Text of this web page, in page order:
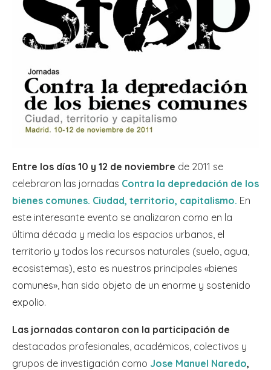
Entre los días 10 y 12 de noviembre de 2011 se
celebraron las jornadas Contra la depredación de los
bienes comunes. Ciudad, territorio, capitalismo. En
este interesante evento se analizaron como en la
última década y media los espacios urbanos, el
territorio y todos los recursos naturales (suelo, agua,
ecosistemas), esto es nuestros principales «bienes
comunes», han sido objeto de un enorme y sostenido
expolio.
Las jornadas contaron con la participación de
destacados profesionales, académicos, colectivos y
grupos de investigación como Jose Manuel Naredo,